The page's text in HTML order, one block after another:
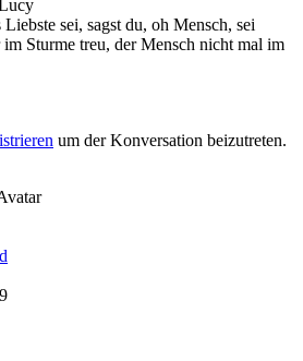
sei, sagst du, oh Mensch, sei
Sturme treu, der Mensch nicht mal im
um der Konversation beizutreten.